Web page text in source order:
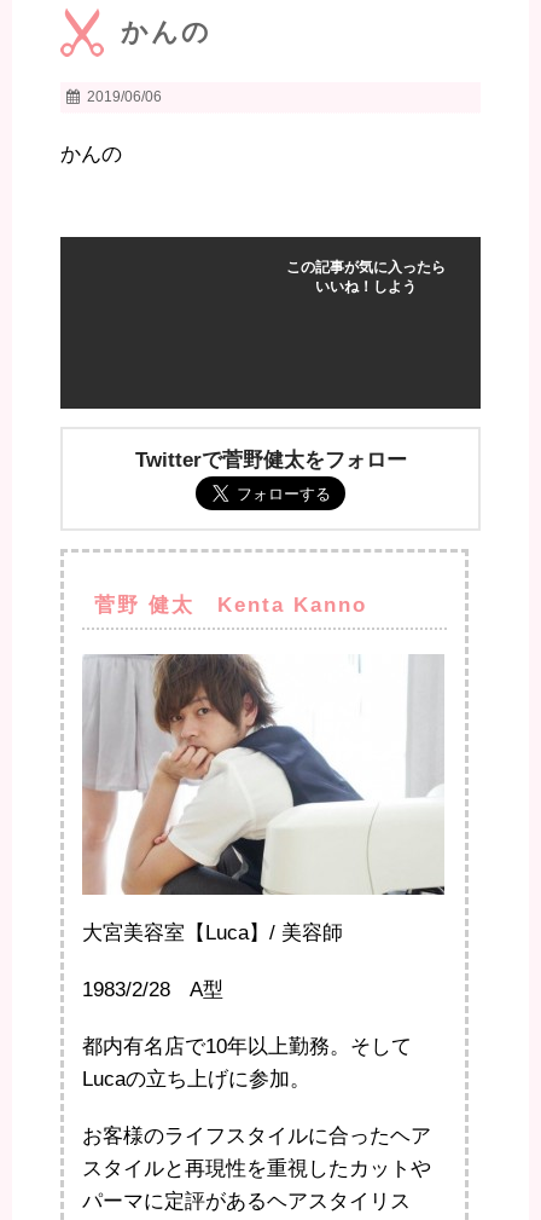
かんの
2019/06/06
かんの
この記事が気に入ったら
いいね！しよう
Twitterで菅野健太をフォロー
菅野 健太 Kenta Kanno
大宮美容室【Luca】/ 美容師
1983/2/28 A型
都内有名店で10年以上勤務。そして
Lucaの立ち上げに参加。
お客様のライフスタイルに合ったヘア
スタイルと再現性を重視したカットや
パーマに定評があるヘアスタイリス